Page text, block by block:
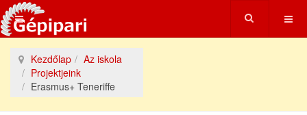
Kezdőlap
Az iskola
Projektjeink
Erasmus+ Teneriffe